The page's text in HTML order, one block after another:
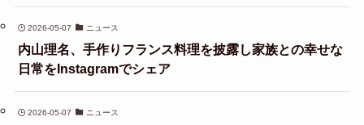
2026-05-07 ニュース
内山理名、手作りフランス料理を披露し家族との幸せな
日常をInstagramでシェア
2026-05-07 ニュース